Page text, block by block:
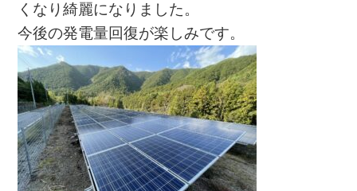
くなり綺麗になりました。
今後の発電量回復が楽しみです。